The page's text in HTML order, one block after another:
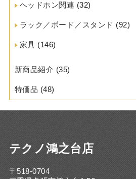
ヘッドホン関連 (32)
ラック／ボード／スタンド (92)
家具 (146)
新商品紹介 (35)
特価品 (48)
テクノ鴻之台店
〒518-0704